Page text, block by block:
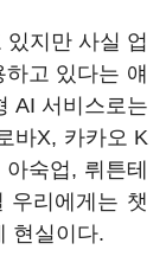
지만 사실 업
고 있다는 얘
AI 서비스로는
바X, 카카오 K
숙업, 뤼튼테
우리에게는 챗
현실이다.